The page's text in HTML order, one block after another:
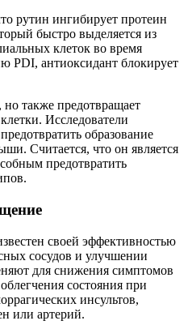
рутин ингибирует протеин
быстро выделяется из
клеток во время
PDI, антиоксидант блокирует
также предотвращает
Исследователи
образование
Считается, что он является
предотвратить
своей эффективностью
сосудов и улучшении
для снижения симптомов
состояния при
инсультов,
или артерий.